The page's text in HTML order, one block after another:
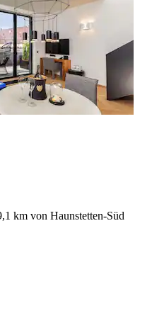
km von Haunstetten-Süd